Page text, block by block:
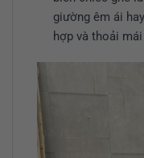
giường êm ái
hợp và thoải